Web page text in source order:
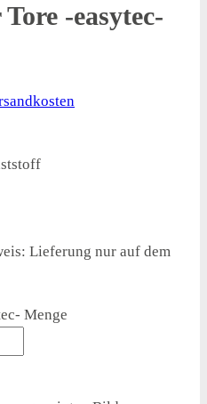
-easytec-
Lieferung nur auf dem
Menge